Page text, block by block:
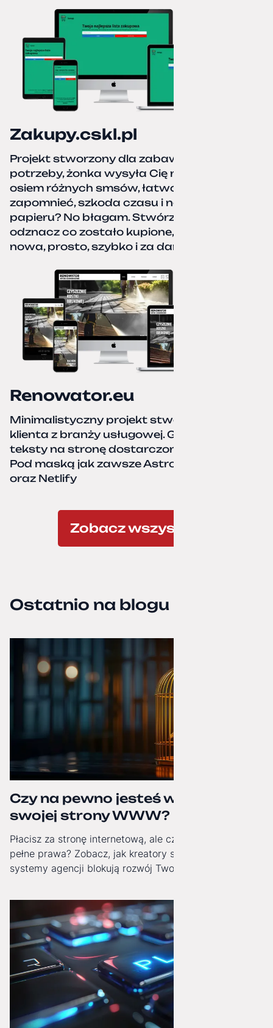
Zakupy.cskl.pl
Projekt stworzony dla zabawy i realnej
potrzeby, żonka wysyła Cię na zakupy,
osiem różnych smsów, łatwo coś pominać,
zapomnieć, szkoda czasu i nerwów. Kartka
papieru? No błagam. Stwórz listę zakupów,
odznacz co zostało kupione, zacznij od
nowa, prosto, szybko i za darmo.
Renowator.eu
Minimalistyczny projekt stworzony dla
klienta z branży usługowej. Grafiki oraz
teksty na stronę dostarczone przez klienta.
Pod maską jak zawsze Astro, TailwindCSS,
oraz Netlify
Zobacz wszystkie
Ostatnio na blogu
Czy na pewno jesteś właścicielem
swojej strony WWW?
Płacisz za stronę internetową, ale czy masz do niej
pełne prawa? Zobacz, jak kreatory stron i zamknięte
systemy agencji blokują rozwój Twojej firmy i jak